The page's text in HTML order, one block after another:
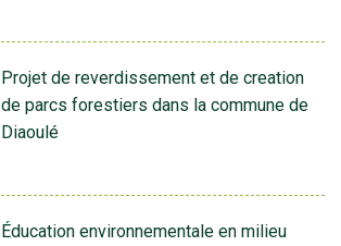
Projet de reverdissement et de creation
de parcs forestiers dans la commune de
Diaoulé
Éducation environnementale en milieu